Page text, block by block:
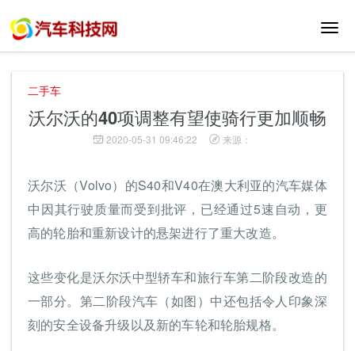
切
二手车
沃尔沃的40项调整有望使骑行更加顺畅
2020-05-31 09:46:22 来源：
沃尔沃（Volvo）的S40和V40在澳大利亚的汽车媒体
中因其行驶质量而受到批评，已经通过5速自动，更
高的轮胎和重新设计的悬架进行了重大改造。
这些变化是沃尔沃中型轿车和旅行车第二阶段改造的
一部分。第二阶段汽车（如图）中还包括令人印象深
刻的安全设备升级以及新的车轮和轮胎规格。